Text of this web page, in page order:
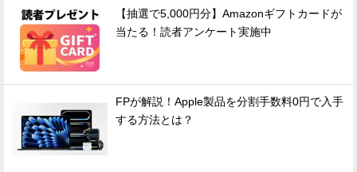
【抽選で5,000円分】Amazonギフトカードが
当たる！読者アンケート実施中
FPが解説！Apple製品を分割手数料0円で入手
する方法とは？